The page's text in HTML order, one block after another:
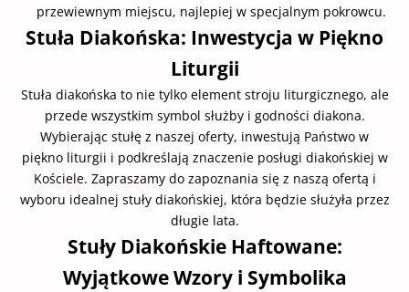
przewiewnym miejscu, najlepiej w specjalnym pokrowcu.
Stuła Diakońska: Inwestycja w Piękno
Liturgii
Stuła diakońska to nie tylko element stroju liturgicznego, ale
przede wszystkim symbol służby i godności diakona.
Wybierając stułę z naszej oferty, inwestują Państwo w
piękno liturgii i podkreślają znaczenie posługi diakońskiej w
Kościele. Zapraszamy do zapoznania się z naszą ofertą i
wyboru idealnej stuły diakońskiej, która będzie służyła przez
długie lata.
Stuły Diakońskie Haftowane:
Wyjątkowe Wzory i Symbolika